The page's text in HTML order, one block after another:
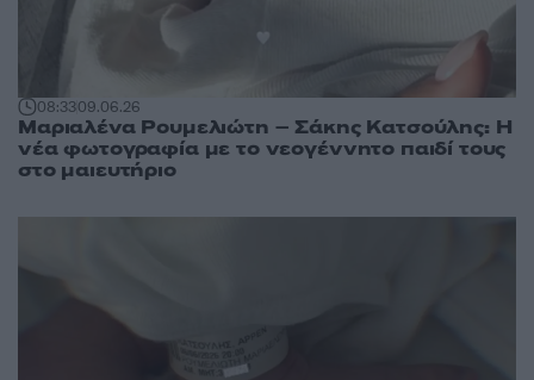
08:3309.06.26
Μαριαλένα Ρουμελιώτη – Σάκης Κατσούλης: Η
νέα φωτογραφία με το νεογέννητο παιδί τους
στο μαιευτήριο